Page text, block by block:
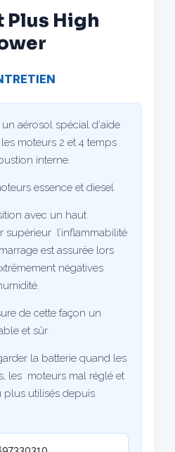
Plus High
un aérosol spécial d'aide
moteurs 2 et 4 temps
interne.
essence et diesel
avec un haut
supérieur l’inflammabilité
est assurée lors
négatives
de cette façon un
et sûr.
la batterie quand les
les moteurs mal réglé et
plus utilisés depuis